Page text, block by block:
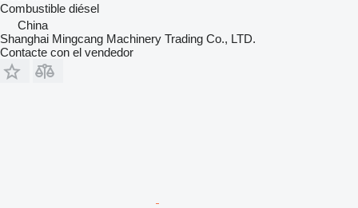
Combustible diésel
China
Shanghai Mingcang Machinery Trading Co., LTD.
Contacte con el vendedor